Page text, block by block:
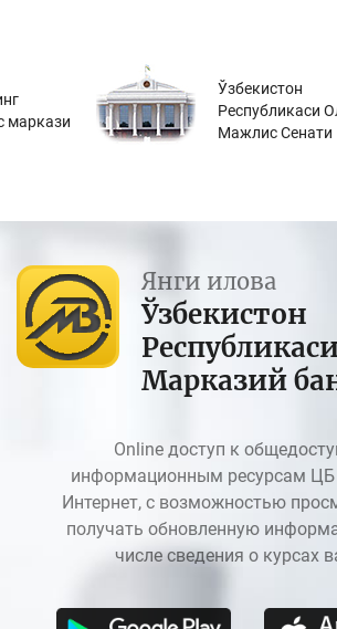
маркази
Ўзбекистон
Республикаси
Мажлис Сенати
Янги илова
Ўзбекистон
Марказий
Online доступ к
информационным ресурсам ЦБ
Интернет, с возможностью
получать обновленную
числе сведения о курсах